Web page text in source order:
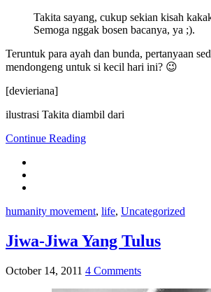
Takita sayang, cukup sekian kisah
Semoga nggak bosen bacanya, ya ;).
Teruntuk para ayah dan bunda, pertanyaan
mendongeng untuk si kecil hari ini? 😉
[devieriana]
ilustrasi Takita diambil dari
Continue Reading
humanity movement, life, Uncategorized
Jiwa-Jiwa Yang Tulus
October 14, 2011 4 Comments